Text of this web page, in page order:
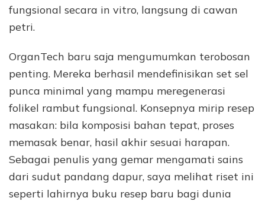
fungsional secara in vitro, langsung di cawan
petri.
OrganTech baru saja mengumumkan terobosan
penting. Mereka berhasil mendefinisikan set sel
punca minimal yang mampu meregenerasi
folikel rambut fungsional. Konsepnya mirip resep
masakan: bila komposisi bahan tepat, proses
memasak benar, hasil akhir sesuai harapan.
Sebagai penulis yang gemar mengamati sains
dari sudut pandang dapur, saya melihat riset ini
seperti lahirnya buku resep baru bagi dunia